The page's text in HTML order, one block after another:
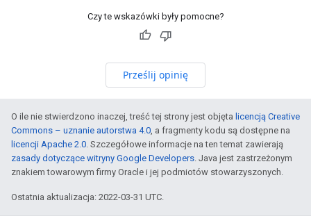
Czy te wskazówki były pomocne?
Prześlij opinię
O ile nie stwierdzono inaczej, treść tej strony jest objęta licencją Creative
Commons – uznanie autorstwa 4.0 , a fragmenty kodu są dostępne na
licencji Apache 2.0 . Szczegółowe informacje na ten temat zawierają
zasady dotyczące witryny Google Developers . Java jest zastrzeżonym
znakiem towarowym firmy Oracle i jej podmiotów stowarzyszonych.
Ostatnia aktualizacja: 2022-03-31 UTC.